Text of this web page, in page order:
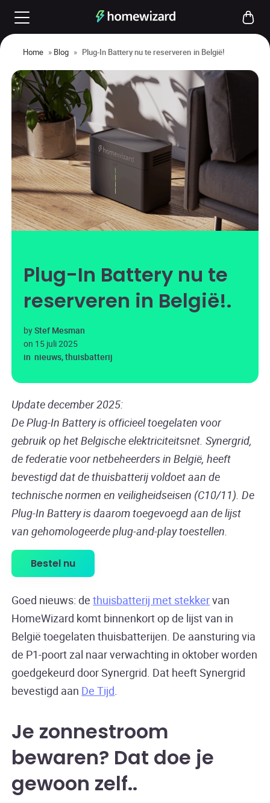
Home » Blog » Plug-In Battery nu te reserveren in België!
Plug-In Battery nu te
reserveren in België!
byStef Mesman
on 15 juli 2025
in nieuws,thuisbatterij
Update december 2025:
De Plug-In Battery is officieel toegelaten voor
gebruik op het Belgische elektriciteitsnet. Synergrid,
de federatie voor netbeheerders in België, heeft
bevestigd dat de thuisbatterij voldoet aan de
technische normen en veiligheidseisen (C10/11). De
Plug-In Battery is daarom toegevoegd aan de lijst
van gehomologeerde plug-and-play toestellen.
Bestel nu
Goed nieuws: dethuisbatterij met stekkervan
HomeWizard komt binnenkort op de lijst van in
België toegelaten thuisbatterijen. De aansturing via
de P1-poort zal naar verwachting in oktober worden
goedgekeurd door Synergrid. Dat heeft Synergrid
bevestigd aan De Tijd
Je zonnestroom
bewaren? Dat doe je
gewoon zelf.